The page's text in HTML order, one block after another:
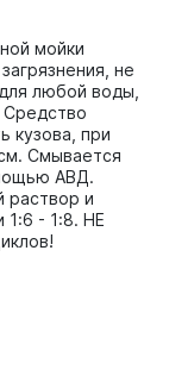
мойки
не
любой воды,
Средство
кузова, при
Смывается
АВД.
раствор и
1:6 - 1:8. НЕ